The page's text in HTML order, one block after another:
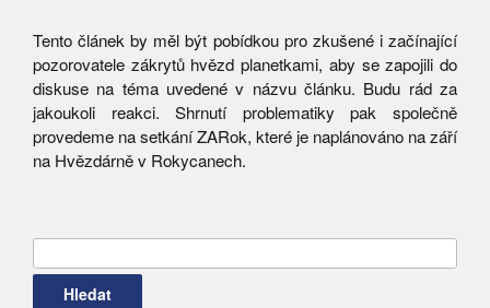
Tento článek by měl být pobídkou pro zkušené i začínající
pozorovatele zákrytů hvězd planetkami, aby se zapojili do
diskuse na téma uvedené v názvu článku. Budu rád za
jakoukoli reakci. Shrnutí problematiky pak společně
provedeme na setkání ZARok, které je naplánováno na září
na Hvězdárně v Rokycanech.